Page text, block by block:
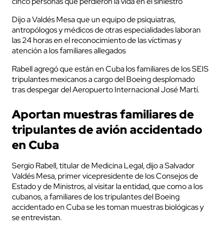
Dijo a Valdés Mesa que un equipo de psiquiatras,
antropólogos y médicos de otras especialidades laboran
las 24 horas en el reconocimiento de las víctimas y
atención a los familiares allegados
Rabell agregó que están en Cuba los familiares de los SEIS
tripulantes mexicanos a cargo del Boeing desplomado
tras despegar del Aeropuerto Internacional José Martí.
Aportan muestras familiares de
tripulantes de avión accidentado
en Cuba
Sergio Rabell, titular de Medicina Legal, dijo a Salvador
Valdés Mesa, primer vicepresidente de los Consejos de
Estado y de Ministros, al visitar la entidad, que como a los
cubanos, a familiares de los tripulantes del Boeing
accidentado en Cuba se les toman muestras biológicas y
se entrevistan.